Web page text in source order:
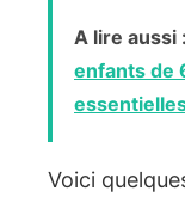
A lire aussi :
enfants de
Voici